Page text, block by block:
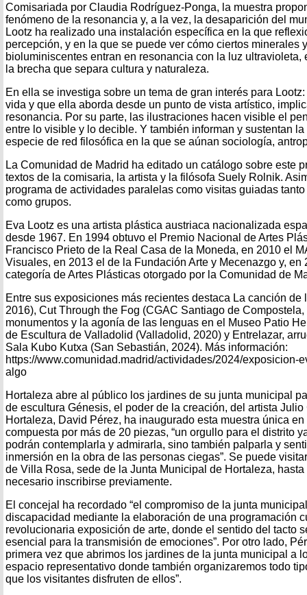
Comisariada por Claudia Rodríguez-Ponga, la muestra
fenómeno de la resonancia y, a la vez, la desaparición del
Lootz ha realizado una instalación específica en la que
percepción, y en la que se puede ver cómo ciertos minerales
bioluminiscentes entran en resonancia con la luz ultravioleta,
la brecha que separa cultura y naturaleza.
En ella se investiga sobre un tema de gran interés para
vida y que ella aborda desde un punto de vista artístico,
resonancia. Por su parte, las ilustraciones hacen visible el
entre lo visible y lo decible. Y también informan y sustentan
especie de red filosófica en la que se aúnan sociología,
La Comunidad de Madrid ha editado un catálogo sobre este
textos de la comisaria, la artista y la filósofa Suely Rolnik.
programa de actividades paralelas como visitas guiadas
como grupos.
Eva Lootz es una artista plástica austriaca nacionalizada
desde 1967. En 1994 obtuvo el Premio Nacional de Artes
Francisco Prieto de la Real Casa de la Moneda, en 2010 el
Visuales, en 2013 el de la Fundación Arte y Mecenazgo y, en
categoría de Artes Plásticas otorgado por la Comunidad de
Entre sus exposiciones más recientes destaca La canción de
2016), Cut Through the Fog (CGAC Santiago de
monumentos y la agonía de las lenguas en el Museo Patio
de Escultura de Valladolid (Valladolid, 2020) y Entrelazar,
Sala Kubo Kutxa (San Sebastián, 2024). Más información:
https://www.comunidad.madrid/actividades/2024/exposicion-
algo
Hortaleza abre al público los jardines de su junta municipal
de escultura Génesis, el poder de la creación, del artista
Hortaleza, David Pérez, ha inaugurado esta muestra única
compuesta por más de 20 piezas, “un orgullo para el distrito
podrán contemplarla y admirarla, sino también palparla y
inmersión en la obra de las personas ciegas”. Se puede
de Villa Rosa, sede de la Junta Municipal de Hortaleza,
necesario inscribirse previamente.
El concejal ha recordado “el compromiso de la junta
discapacidad mediante la elaboración de una programación
revolucionaria exposición de arte, donde el sentido del tacto
esencial para la transmisión de emociones”. Por otro lado,
primera vez que abrimos los jardines de la junta municipal a
espacio representativo donde también organizaremos todo
que los visitantes disfruten de ellos”.